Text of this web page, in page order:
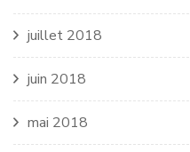
juillet 2018
juin 2018
mai 2018